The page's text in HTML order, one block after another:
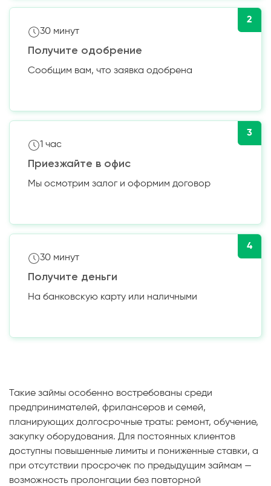
2
30 минут
Получите одобрение
Сообщим вам, что заявка одобрена
3
1 час
Приезжайте в офис
Мы осмотрим залог и оформим договор
4
30 минут
Получите деньги
На банковскую карту или наличными
Такие займы особенно востребованы среди
предпринимателей, фрилансеров и семей,
планирующих долгосрочные траты: ремонт, обучение,
закупку оборудования. Для постоянных клиентов
доступны повышенные лимиты и пониженные ставки, а
при отсутствии просрочек по предыдущим займам —
возможность пролонгации без повторной